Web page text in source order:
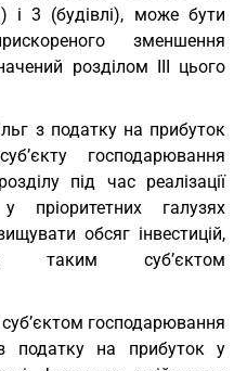
і 3 (будівлі), може бути
зменшення
розділом III цього
з податку на прибуток
господарювання
під час реалізації
у пріоритетних галузях
обсяг інвестицій,
таким суб’єктом
господарювання
податку на прибуток у